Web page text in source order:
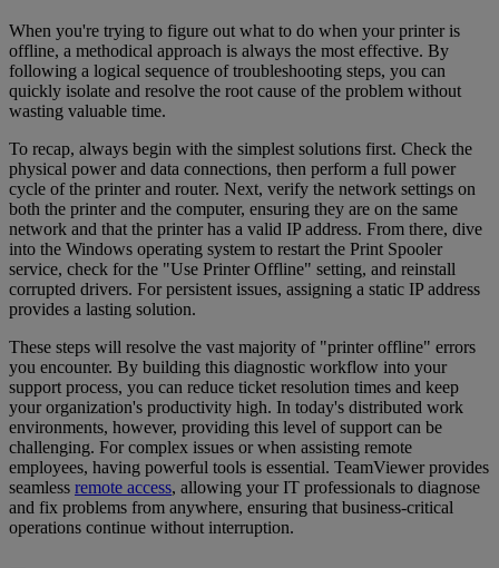
When you're trying to figure out what to do when your printer is
offline, a methodical approach is always the most effective. By
following a logical sequence of troubleshooting steps, you can
quickly isolate and resolve the root cause of the problem without
wasting valuable time.
To recap, always begin with the simplest solutions first. Check the
physical power and data connections, then perform a full power
cycle of the printer and router. Next, verify the network settings on
both the printer and the computer, ensuring they are on the same
network and that the printer has a valid IP address. From there, dive
into the Windows operating system to restart the Print Spooler
service, check for the "Use Printer Offline" setting, and reinstall
corrupted drivers. For persistent issues, assigning a static IP address
provides a lasting solution.
These steps will resolve the vast majority of "printer offline" errors
you encounter. By building this diagnostic workflow into your
support process, you can reduce ticket resolution times and keep
your organization's productivity high. In today's distributed work
environments, however, providing this level of support can be
challenging. For complex issues or when assisting remote
employees, having powerful tools is essential. TeamViewer provides
seamless remote access, allowing your IT professionals to diagnose
and fix problems from anywhere, ensuring that business-critical
operations continue without interruption.